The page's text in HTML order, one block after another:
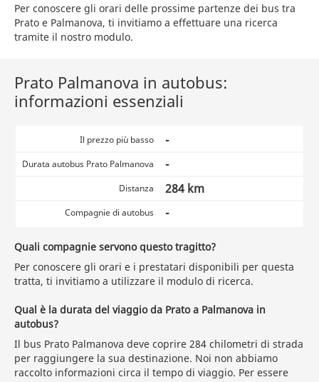
Per conoscere gli orari delle prossime partenze dei bus tra
Prato e Palmanova, ti invitiamo a effettuare una ricerca
tramite il nostro modulo.
Prato Palmanova in autobus:
informazioni essenziali
Il prezzo più basso -
Durata autobus Prato Palmanova -
Distanza 284 km
Compagnie di autobus -
Quali compagnie servono questo tragitto?
Per conoscere gli orari e i prestatari disponibili per questa
tratta, ti invitiamo a utilizzare il modulo di ricerca.
Qual è la durata del viaggio da Prato a Palmanova in
autobus?
Il bus Prato Palmanova deve coprire 284 chilometri di strada
per raggiungere la sua destinazione. Noi non abbiamo
raccolto informazioni circa il tempo di viaggio. Per essere